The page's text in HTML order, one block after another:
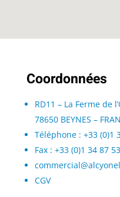
Coordonnées
RD11 – La Ferme de
78650 BEYNES –
Téléphone : +33 (0)1
Fax : +33 (0)1 34 87
CGV